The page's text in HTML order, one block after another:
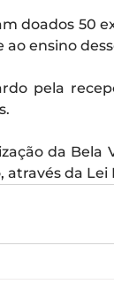
doados 50
ensino
pela
da Bela
, através da Lei